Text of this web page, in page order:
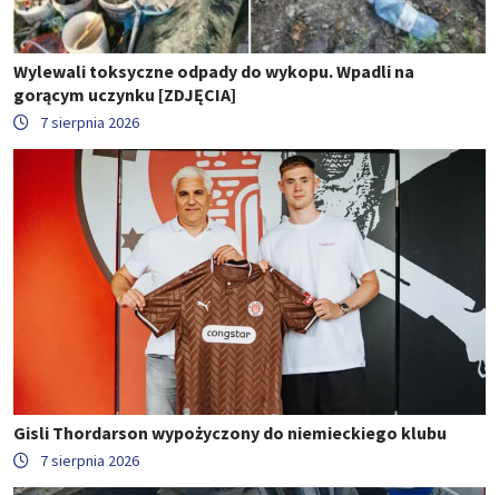
Wylewali toksyczne odpady do wykopu. Wpadli na
gorącym uczynku [ZDJĘCIA]
7 sierpnia 2026
Gisli Thordarson wypożyczony do niemieckiego klubu
7 sierpnia 2026